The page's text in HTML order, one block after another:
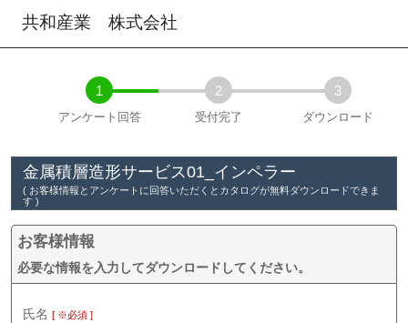
共和産業 株式会社
1
アンケート回答
2
受付完了
3
ダウンロード
金属積層造形サービス01_インペラー
( お客様情報とアンケートに回答いただくとカタログが無料ダウンロードできま
す )
お客様情報
必要な情報を入力してダウンロードしてください。
氏名 [ ※必須 ]